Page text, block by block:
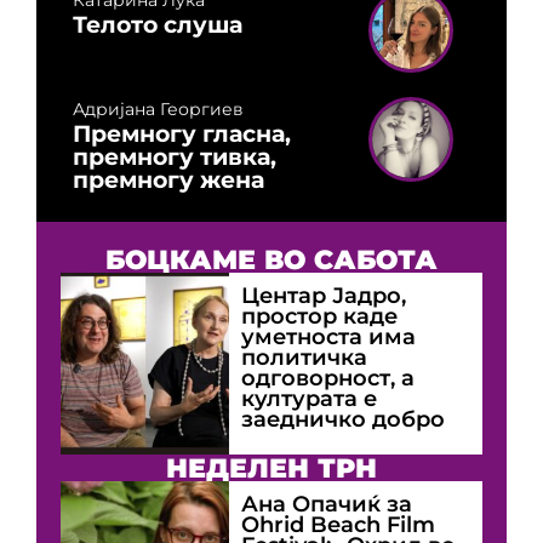
Телото слуша
Адријана Георгиев
Премногу гласна,
премногу тивка,
премногу жена
БОЦКАМЕ ВО САБОТА
Центар Јадро,
простор каде
уметноста има
политичка
одговорност, а
културата е
заедничко добро
НЕДЕЛЕН ТРН
Ана Опачиќ за
Оhrid Beach Film